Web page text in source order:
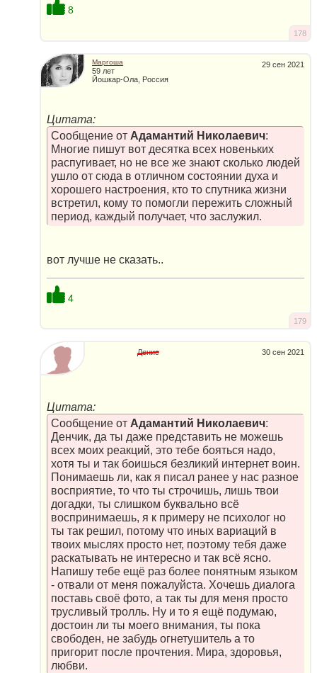
8
178
29 сен 2021
Маргоша
59 лет
Йошкар-Ола, Россия
Цитата:
Сообщение от Адамантий Николаевич:
Многие пишут вот десятка всех новеньких
распугивает, но не все же знают сколько людей
ушло от сюда в отличном состоянии духа и
хорошего настроения, кто то спутника жизни
встретил, кому то помогли пережить сложный
период, каждый получает, что заслужил.
вот лучше не сказать..
4
179
30 сен 2021
Денис
Цитата:
Сообщение от Адамантий Николаевич:
Денчик, да ты даже представить не можешь
всех моих реакций, это тебе бояться надо,
хотя ты и так боишься безликий интернет воин.
Понимаешь ли, как я писал ранее у нас разное
восприятие, то что ты строчишь, лишь твои
догадки, ты слишком буквально всё
воспринимаешь, я к примеру не психолог но
ты так решил, потому что иных вариаций в
твоих мыслях просто нет, поэтому тебя даже
раскатывать не интересно и так всё ясно.
Напишу тебе ещё раз более понятным языком
- отвали от меня пожалуйста. Хочешь диалога
поставь своё фото, а так ты для меня просто
трусливый тролль. Ну и то я ещё подумаю,
достоин ли ты моего внимания, ты пока
свободен, не забудь огнетушитель а то
пригорит после прочтения. Мира, здоровья,
любви.